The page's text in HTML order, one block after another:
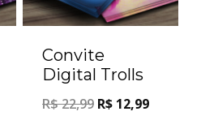
Convite
Digital Trolls
R$22,99 R$ 12,99